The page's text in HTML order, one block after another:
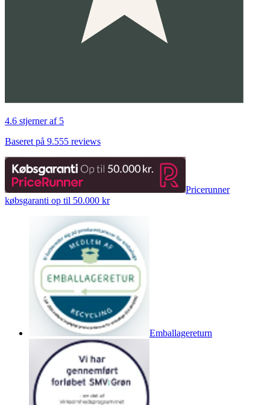
4.6 stjerner af 5
Baseret på 9.555 reviews
Pricerunner
købsgaranti op til 50.000 kr
Emballagereturn